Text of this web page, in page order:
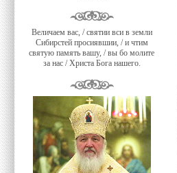
Величаем вас, / святии вси в земли
Сибирстей просиявшии, / и чтим
святую память вашу, / вы бо молите
за нас / Христа Бога нашего.